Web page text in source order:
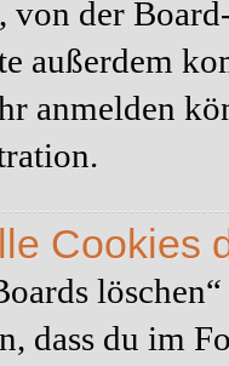
von der
außerdem
anmelden
Cookies
dass du im